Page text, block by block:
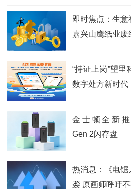
即时焦点：生
嘉兴山鹰纸业废
“持证上岗”望里
数字处方新时代
金士顿全新推
Gen 2闪存盘
热消息：《电锯
袭 原画师呼吁